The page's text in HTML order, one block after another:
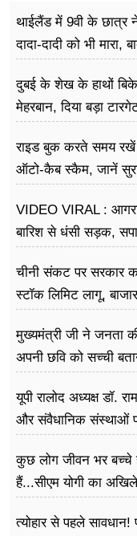
थाईलैंड में 9वी के छात्र
दादा-दादी को भी मारा,
दुबई के शेख के हाथों
मेहरबान, दिया बड़ा
राइड बुक करते समय रखें
ऑटो-कैब स्कैम, जानें
VIDEO VIRAL :
बारिश से धंसी सड़क,
चीनी संकट पर सरकार
स्टॉक लिमिट लागू,
मुख्यमंत्री जी ने जनता
अपनी छवि को सच्ची
यूपी रालोद अध्यक्ष डॉ.
और संवैधानिक संस्थाओं
कुछ लोग जीवन भर बच्चे
हैं...सीएम योगी का
त्योहार से पहले सावधान!